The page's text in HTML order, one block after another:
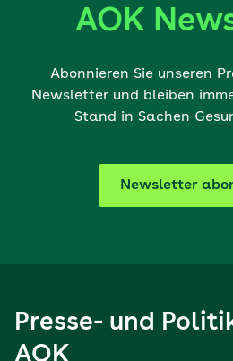
AOK
Abonnieren Sie unseren
Newsletter und bleiben
Stand in Sachen
Newsletter
Presse- und
AOK